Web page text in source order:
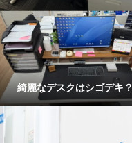
綺麗なデスクはシゴデキ？